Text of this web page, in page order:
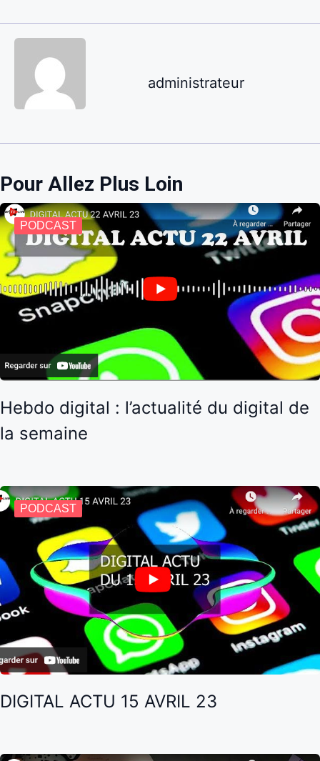
administrateur
Pour Allez Plus Loin
PODCAST
Hebdo digital : l’actualité du digital de
la semaine
PODCAST
DIGITAL ACTU 15 AVRIL 23